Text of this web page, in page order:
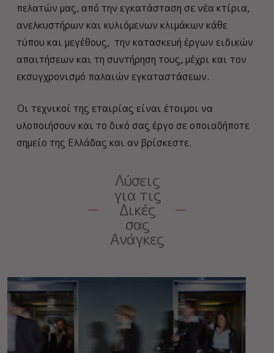
πελατών μας, από την εγκατάσταση σε νέα κτίρια,
ανελκυστήρων και κυλιόμενων κλιμάκων κάθε
τύπου και μεγέθους, την κατασκευή έργων ειδικών
απαιτήσεων και τη συντήρηση τους, μέχρι και τον
εκσυγχρονισμό παλαιών εγκαταστάσεων.
Οι τεχνικοί της εταιρίας είναι έτοιμοι να
υλοποιήσουν και το δικό σας έργο σε οποιαδήποτε
σημείο της Ελλάδας και αν βρίσκεστε.
Λύσεις
για τις
Δικές
σας
Ανάγκες